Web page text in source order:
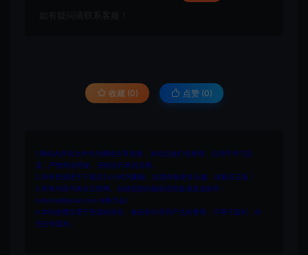
如有疑问请联系客服！
收藏 (0) 点赞 (0)
1.网站内所有文件均为网络共享资源，本站仅做打包整理。仅用于学习交
流，严禁商业用途，否则自行承担后果。
2.所有资源请于下载后24小时内删除。如需体验更多乐趣，请购买正版！
3.所有内容均来自互联网。如侵犯您的版权或利益请发送邮件：
cvformat#gmail.com (#换为@)
4.本站收费仅用于资源的保存、备份和分享所产生的费用，不用于盈利，亦
无任何盈利。